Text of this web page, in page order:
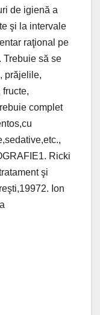
de igienă a
şi la intervale
raţional pe
Trebuie să se
prăjelile,
complet
Ricki
şi
Ion